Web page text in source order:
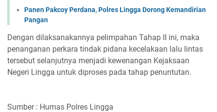
Panen Pakcoy Perdana, Polres Lingga Dorong Kemandirian
Pangan
Dengan dilaksanakannya pelimpahan Tahap II ini, maka
penanganan perkara tindak pidana kecelakaan lalu lintas
tersebut selanjutnya menjadi kewenangan Kejaksaan
Negeri Lingga untuk diproses pada tahap penuntutan.
Sumber : Humas Polres Lingga